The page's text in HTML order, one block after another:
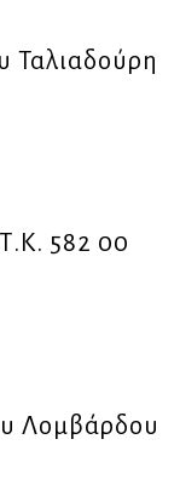
Ταλιαδούρη
582 00
Λομβάρδου